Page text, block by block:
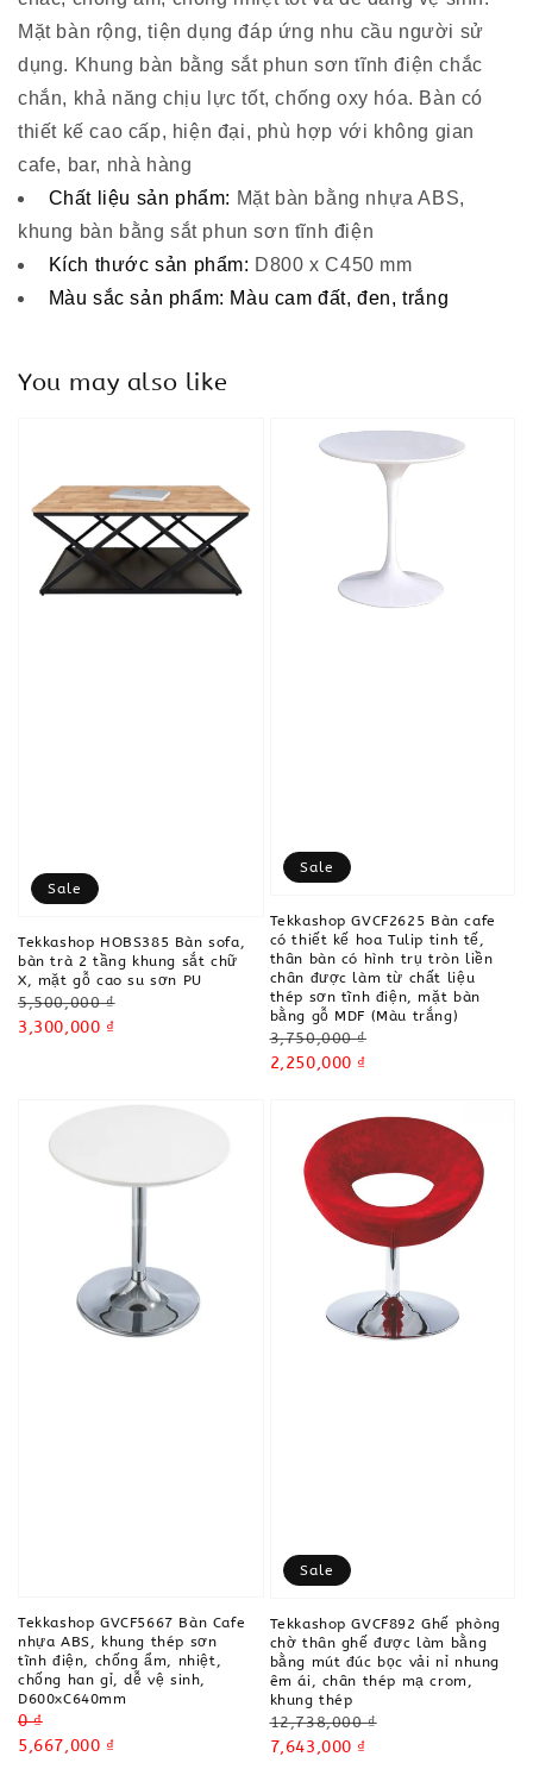
Mặt bàn rộng, tiện dụng đáp ứng nhu cầu người sử
dụng. Khung bàn bằng sắt phun sơn tĩnh điện chắc
chắn, khả năng chịu lực tốt, chống oxy hóa. Bàn có
thiết kế cao cấp, hiện đại, phù hợp với không gian
cafe, bar, nhà hàng
Chất liệu sản phẩm: Mặt bàn bằng nhựa ABS,
khung bàn bằng sắt phun sơn tĩnh điện
Kích thước sản phẩm: D800 xC450 mm
Màu sắc sản phẩm: Màu cam đất, đen, trắng
You may also like
Sale
Tekkashop HOBS385 Bàn sofa,
bàn trà 2 tầng khung sắt chữ
X, mặt gỗ cao su sơn PU
Regular
price
5,500,000 ₫
Sale
3,300,000 ₫
Sale
Tekkashop GVCF2625 Bàn cafe
có thiết kế hoa Tulip tinh tế,
thân bàn có hình trụ tròn liền
chân được làm từ chất liệu
thép sơn tĩnh điện, mặt bàn
bằng gỗ MDF (Màu trắng)
Regular
price
3,750,000 ₫
Sale
2,250,000 ₫
Tekkashop GVCF5667 Bàn Cafe
nhựa ABS, khung thép sơn
tĩnh điện, chống ẩm, nhiệt,
chống han gỉ, dễ vệ sinh,
D600xC640mm
Regular
price
0 ₫
Sale
5,667,000 ₫
Sale
Tekkashop GVCF892 Ghế phòng
chờ thân ghế được làm bằng
bằng mút đúc bọc vải nỉ nhung
êm ái, chân thép mạ crom,
khung thép
Regular
price
12,738,000 ₫
Sale
7,643,000 ₫